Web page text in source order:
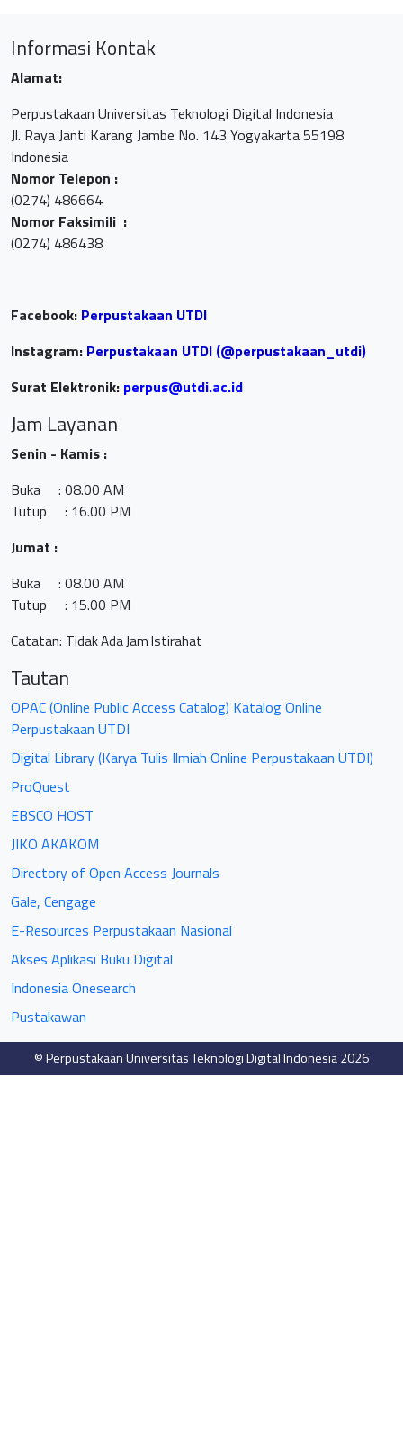
Informasi Kontak
Alamat:
Perpustakaan Universitas Teknologi Digital Indonesia
Jl. Raya Janti Karang Jambe No. 143 Yogyakarta 55198
Indonesia
Nomor Telepon :
(0274) 486664
Nomor Faksimili :
(0274) 486438
Facebook: Perpustakaan UTDI
Instagram: Perpustakaan UTDI (@perpustakaan_utdi)
Surat Elektronik: perpus@utdi.ac.id
Jam Layanan
Senin - Kamis :
Buka : 08.00 AM
Tutup : 16.00 PM
Jumat :
Buka : 08.00 AM
Tutup : 15.00 PM
Catatan: Tidak Ada Jam Istirahat
Tautan
OPAC (Online Public Access Catalog) Katalog Online
Perpustakaan UTDI
Digital Library (Karya Tulis Ilmiah Online Perpustakaan UTDI)
ProQuest
EBSCO HOST
JIKO AKAKOM
Directory of Open Access Journals
Gale, Cengage
E-Resources Perpustakaan Nasional
Akses Aplikasi Buku Digital
Indonesia Onesearch
Pustakawan
© Perpustakaan Universitas Teknologi Digital Indonesia 2026